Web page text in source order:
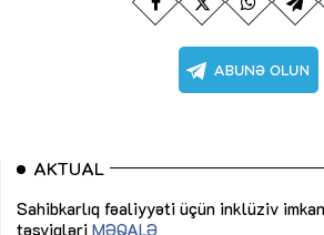
AKTUAL
Sahibkarlıq fəaliyyəti üçün inklüziv
təşviqləri MƏQALƏ